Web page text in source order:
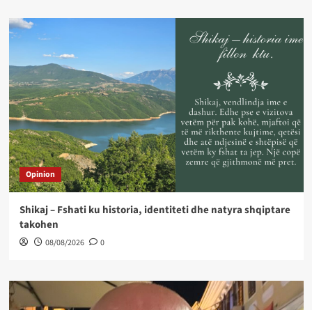
Opinion
Shikaj – Fshati ku historia, identiteti dhe natyra shqiptare
takohen
08/08/2026 0